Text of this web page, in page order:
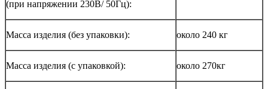
(при напряжении 230В/ 50Гц):
Масса изделия (без упаковки): около 240 кг
Масса изделия (с упаковкой): около 270кг